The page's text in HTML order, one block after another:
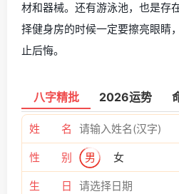
材和器械。还有游泳池，也是存
择健身房的时候一定要擦亮眼睛
止后悔。
八字精批 2026运势
姓 名
性 别 男 女
生 日